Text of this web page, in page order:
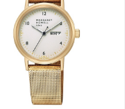
価格が高い
お気に入り登録数